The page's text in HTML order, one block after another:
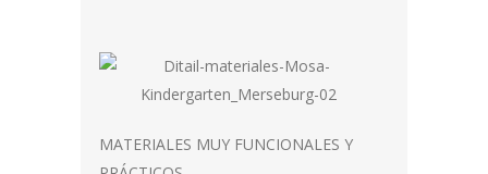
MATERIALES MUY FUNCIONALES Y